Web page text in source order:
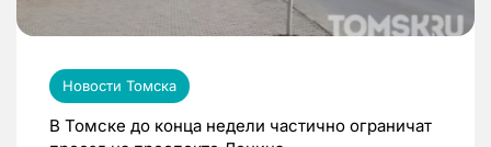
Новости Томска
В Томске до конца недели частично ограничат